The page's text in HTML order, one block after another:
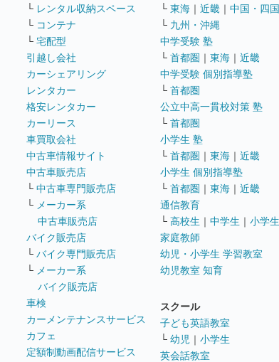
└ レンタル収納スペース
└ コンテナ
└ 宅配型
引越し会社
カーシェアリング
レンタカー
格安レンタカー
カーリース
車買取会社
中古車情報サイト
中古車販売店
└ 中古車専門販売店
└ メーカー系
中古車販売店
バイク販売店
└ バイク専門販売店
└ メーカー系
バイク販売店
車検
カーメンテナンスサービス
カフェ
定額制動画配信サービス
└ 東海 ｜ 近畿 ｜ 中国・四国
└ 九州・沖縄
中学受験 塾
└ 首都圏 ｜ 東海 ｜ 近畿
中学受験 個別指導塾
└ 首都圏
公立中高一貫校対策 塾
└ 首都圏
小学生 塾
└ 首都圏 ｜ 東海 ｜ 近畿
小学生 個別指導塾
└ 首都圏 ｜ 東海 ｜ 近畿
通信教育
└ 高校生 ｜ 中学生 ｜ 小学生
家庭教師
幼児・小学生 学習教室
幼児教室 知育
スクール
子ども英語教室
└ 幼児 ｜ 小学生
英会話教室